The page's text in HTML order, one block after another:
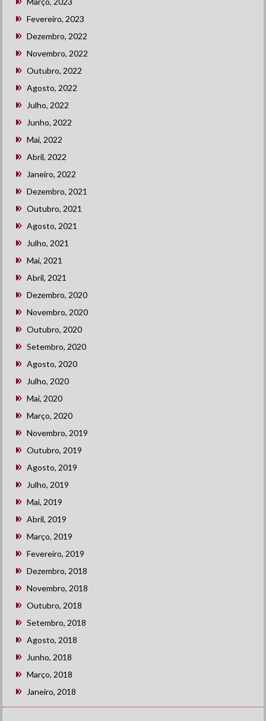
Fevereiro, 2023
Dezembro, 2022
Novembro, 2022
Outubro, 2022
Agosto, 2022
Julho, 2022
Junho, 2022
Mai, 2022
Abril, 2022
Janeiro, 2022
Dezembro, 2021
Outubro, 2021
Agosto, 2021
Julho, 2021
Mai, 2021
Abril, 2021
Dezembro, 2020
Novembro, 2020
Outubro, 2020
Setembro, 2020
Agosto, 2020
Julho, 2020
Mai, 2020
Março, 2020
Novembro, 2019
Outubro, 2019
Agosto, 2019
Julho, 2019
Mai, 2019
Abril, 2019
Março, 2019
Fevereiro, 2019
Dezembro, 2018
Novembro, 2018
Outubro, 2018
Setembro, 2018
Agosto, 2018
Junho, 2018
Março, 2018
Janeiro, 2018